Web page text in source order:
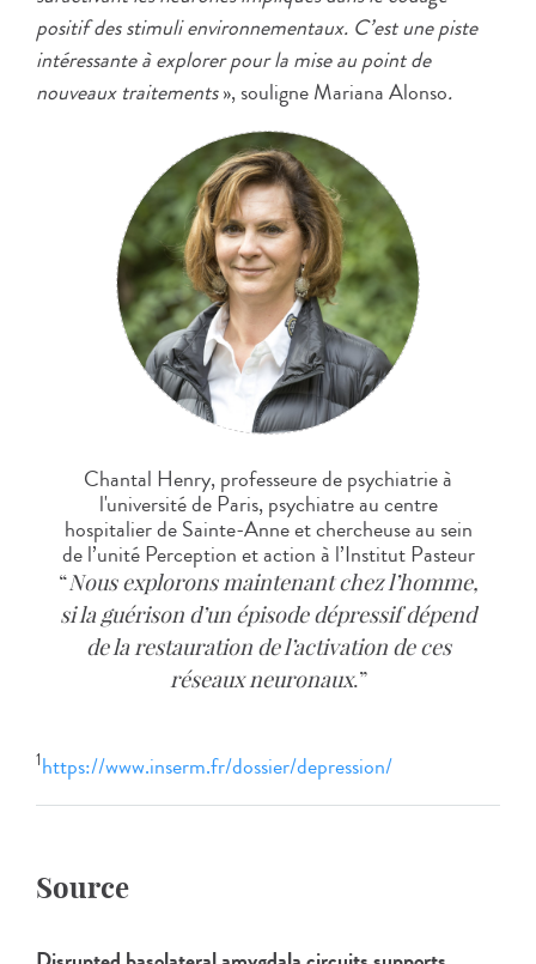
positif des stimuli environnementaux. C’est une piste
intéressante à explorer pour la mise au point de
nouveaux traitements», souligne Mariana Alonso.
Chantal Henry, professeure de psychiatrie à
l'université de Paris, psychiatre au centre
hospitalier de Sainte-Anne et chercheuse au sein
de l’unité Perception et action à l’Institut Pasteur
Nous explorons maintenant chez l’homme,
si la guérison d’un épisode dépressif dépend
de la restauration de l’activation de ces
réseaux neuronaux.
1https://www.inserm.fr/dossier/depression/
Source